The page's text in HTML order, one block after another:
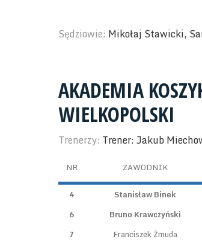
Sędziowie: Mikołaj Stawicki,
AKADEMIA
WIELKOPOLSKI
Trenerzy: Trener: Jakub
NR ZAWODNIK
4 Stanisław Binek
6
Bruno Krawczyński
7
Franciszek Żmuda